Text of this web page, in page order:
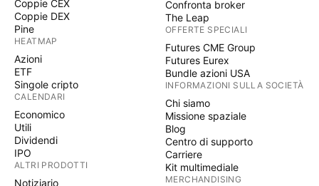
Coppie CEX
Coppie DEX
Pine
HEATMAP
Azioni
ETF
Singole cripto
CALENDARI
Economico
Utili
Dividendi
IPO
ALTRI PRODOTTI
Notiziario
Confronta broker
The Leap
OFFERTE SPECIALI
Futures CME Group
Futures Eurex
Bundle azioni USA
INFORMAZIONI SULLA SOCIETÀ
Chi siamo
Missione spaziale
Blog
Centro di supporto
Carriere
Kit multimediale
MERCHANDISING